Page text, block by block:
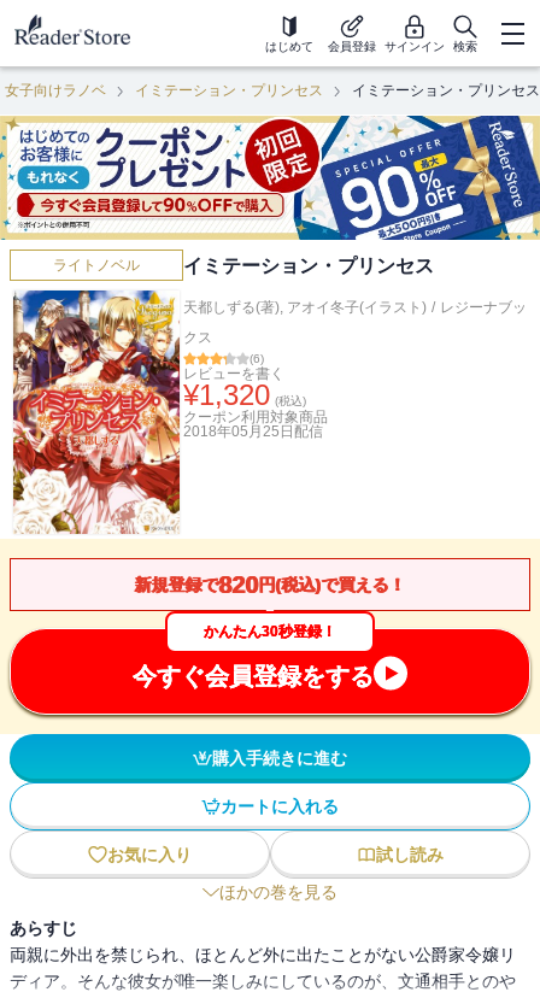
はじめて 会員登録 サインイン 検索
女子向けラノベ イミテーション・プリンセス イミテーション・プリンセス
ライトノベル イミテーション・プリンセス
天都しずる(著), アオイ冬子(イラスト) / レジーナブッ
クス
(6)
レビューを書く
¥1,320 (税込)
クーポン利用対象商品
2018年05月25日 配信
新規登録で820円(税込)で買える！
かんたん30秒登録！
今すぐ会員登録をする
購入手続きに進む
カートに入れる
お気に入り
試し読み
ほかの巻を見る
あらすじ
両親に外出を禁じられ、ほとんど外に出たことがない公爵家令嬢リ
ディア。そんな彼女が唯一楽しみにしているのが、文通相手とのや